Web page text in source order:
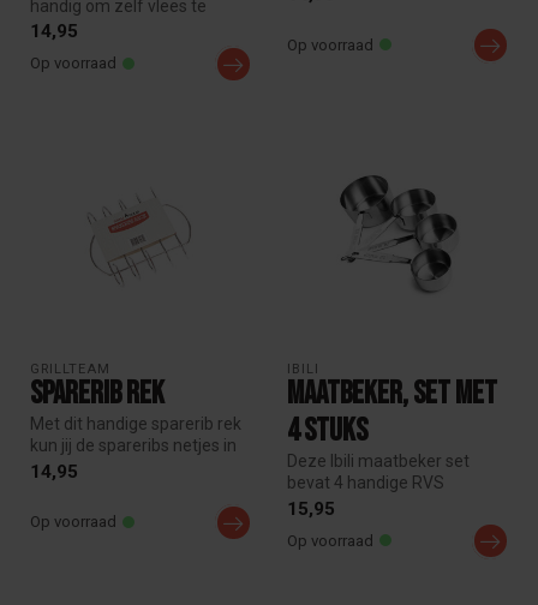
handig om zelf vlees te
rijgen voor de barbecue, ...
14,95
Op voorraad
Op voorraad
GRILLTEAM
Sparerib rek
Met dit handige sparerib rek
kun jij de spareribs netjes in
je Kamado zetten. Do...
14,95
Op voorraad
IBILI
Maatbeker, set met
4 stuks
Deze Ibili maatbeker set
bevat 4 handige RVS
maatcups (1/4, 1/3, 1/2 en 1
15,95
Op voorraad